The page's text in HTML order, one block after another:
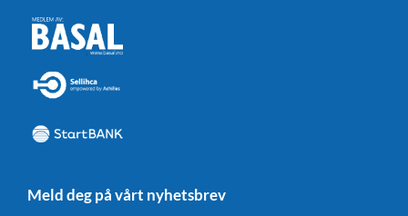
Meld deg på vårt nyhetsbrev